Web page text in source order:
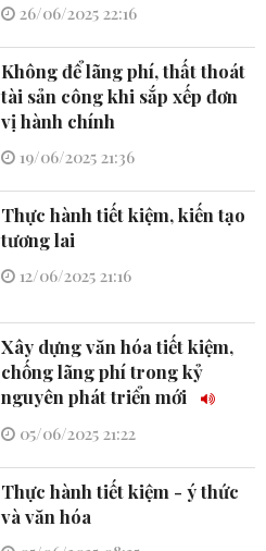
26/06/2025 22:16
Không để lãng phí, thất thoát
tài sản công khi sắp xếp đơn
vị hành chính
19/06/2025 21:36
Thực hành tiết kiệm, kiến tạo
tương lai
12/06/2025 21:16
Xây dựng văn hóa tiết kiệm,
chống lãng phí trong kỷ
nguyên phát triển mới
05/06/2025 21:22
Thực hành tiết kiệm - ý thức
và văn hóa